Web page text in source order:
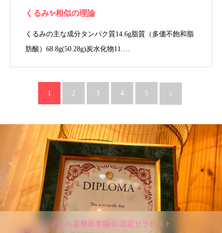
くるみ✨相似の理論
くるみの主な成分タンパク質14.6g脂質（多価不飽和脂
肪酸）68.8g(50.28g)炭水化物11.…
1 2 3 4 5
さくら姿整医学協会 認定セラピスト